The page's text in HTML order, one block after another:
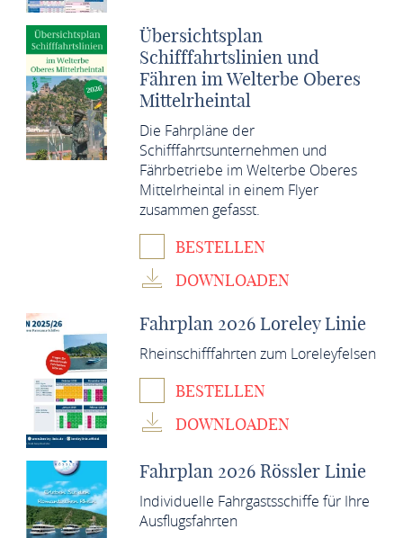
Übersichtsplan
Schifffahrtslinien und
Fähren im Welterbe Oberes
Mittelrheintal
Die Fahrpläne der
Schifffahrtsunternehmen und
Fährbetriebe im Welterbe Oberes
Mittelrheintal in einem Flyer
zusammen gefasst.
BESTELLEN
DOWNLOADEN
Fahrplan 2026 Loreley Linie
Rheinschifffahrten zum Loreleyfelsen
BESTELLEN
DOWNLOADEN
Fahrplan 2026 Rössler Linie
Individuelle Fahrgastsschiffe für Ihre
Ausflugsfahrten